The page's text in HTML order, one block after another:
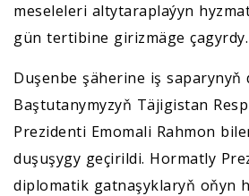
meseleleri altytaraplaýyn
gün tertibine girizmäge çagyrdy.
Duşenbe şäherine iş saparynyň
Baştutanymyzyň Täjigistan
Prezidenti Emomali Rahmon
duşuşygy geçirildi. Hormatly
diplomatik gatnaşyklaryň oňyn